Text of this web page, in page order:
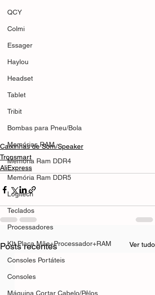
QCY
Colmi
Essager
Haylou
Headset
Tablet
Tribit
Bombas para Pneu/Bola
Memórias RAM
Memória Ram DDR4
Memória Ram DDR5
Logitech
Teclados
Processadores
KIt Placa Mãe+Processador+RAM
Consoles Portáteis
Consoles
Máquina Cortar Cabelo/Pêlos
Caixinhas de Som/Speaker
Tronsmart
AliExpress
Posts recentes Ver tudo